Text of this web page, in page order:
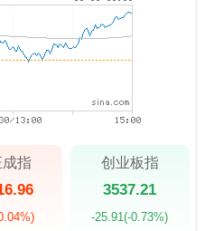
指 创业板指
3537.21
-25.91(-0.73%)